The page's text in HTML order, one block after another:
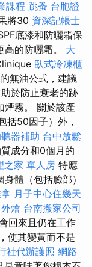
課程 跳蚤 台胞證
將30 資深記帳士
底漆和防曬霜保
的防曬霜。 大
臥式冷凍櫃
無油公式，建議
於防止衰老的跡
煙霧。 關於該產
括50因子）外，
器補助 台中放鬆
成分和0個月的
之家 單人房 特應
體（包括臉部）
月子中心住幾天
燴 台南搬家公司
回來且仍在工作
使其變黃而不是
社代辦護照 網路